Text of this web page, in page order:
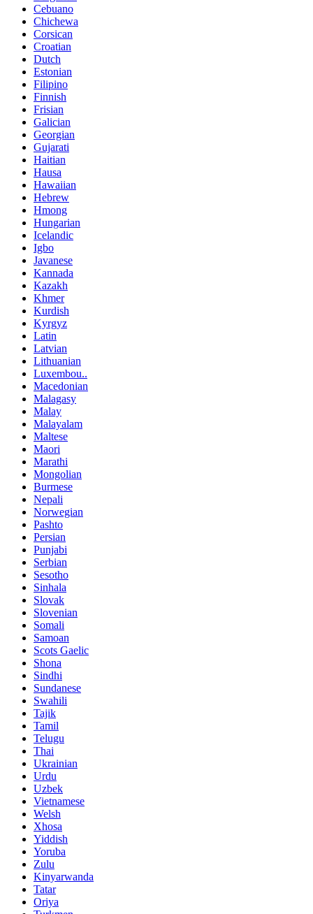
Cebuano
Chichewa
Corsican
Croatian
Dutch
Estonian
Filipino
Finnish
Frisian
Galician
Georgian
Gujarati
Haitian
Hausa
Hawaiian
Hebrew
Hmong
Hungarian
Icelandic
Igbo
Javanese
Kannada
Kazakh
Khmer
Kurdish
Kyrgyz
Latin
Latvian
Lithuanian
Luxembou..
Macedonian
Malagasy
Malay
Malayalam
Maltese
Maori
Marathi
Mongolian
Burmese
Nepali
Norwegian
Pashto
Persian
Punjabi
Serbian
Sesotho
Sinhala
Slovak
Slovenian
Somali
Samoan
Scots Gaelic
Shona
Sindhi
Sundanese
Swahili
Tajik
Tamil
Telugu
Thai
Ukrainian
Urdu
Uzbek
Vietnamese
Welsh
Xhosa
Yiddish
Yoruba
Zulu
Kinyarwanda
Tatar
Oriya